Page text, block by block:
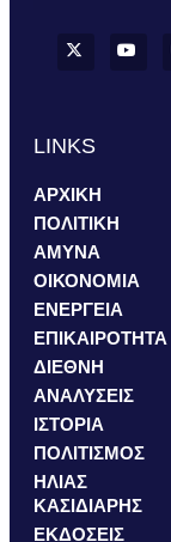
LINKS
ΑΡΧΙΚΗ
ΠΟΛΙΤΙΚΗ
ΑΜΥΝΑ
ΟΙΚΟΝΟΜΙΑ
ΕΝΕΡΓΕΙΑ
ΕΠΙΚΑΙΡΟΤΗΤΑ
ΔΙΕΘΝΗ
ΑΝΑΛΥΣΕΙΣ
ΙΣΤΟΡΙΑ
ΠΟΛΙΤΙΣΜΟΣ
ΗΛΙΑΣ
ΚΑΣΙΔΙΑΡΗΣ
ΕΚΔΟΣΕΙΣ